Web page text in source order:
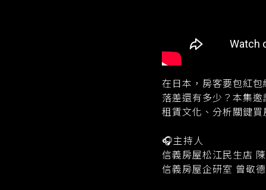
在日本，房客要包紅
落差還有多少？本集
租賃文化、分析關鍵
🎧主持人
信義房屋松江民生店 陳
信義房屋企研室 曾敬德